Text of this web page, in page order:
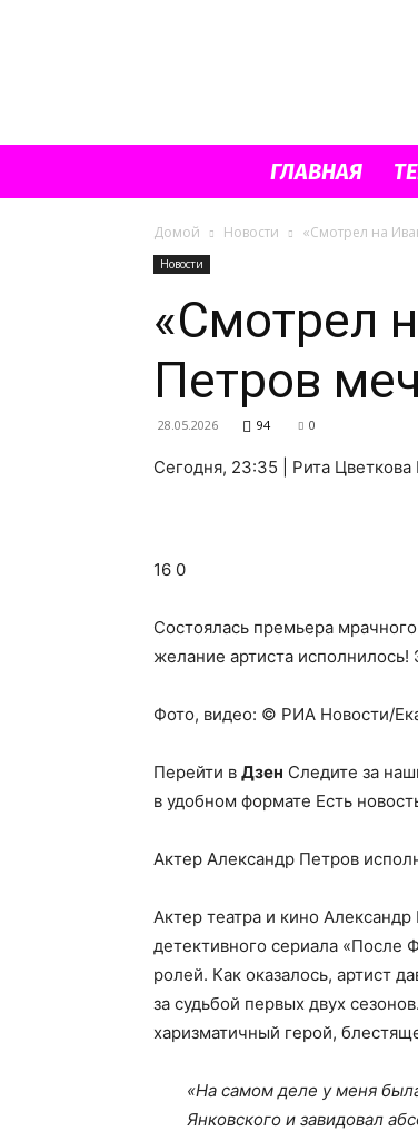
ГЛАВНАЯ
Домой Новости «Смотрел на
Новости
«Смотрел
Петров
28.05.2026 94 0
Сегодня, 23:35 | Рита
16 0
Состоялась премьера
желание артиста исполнилось!
Фото, видео: © РИА Новости/
Перейти в Дзен Следите за
в удобном формате Есть
Актер Александр Петров
Актер театра и кино
детективного сериала «После
ролей. Как оказалось, артист
за судьбой первых двух
харизматичный герой,
«На самом деле у меня
Янковского и завидовал